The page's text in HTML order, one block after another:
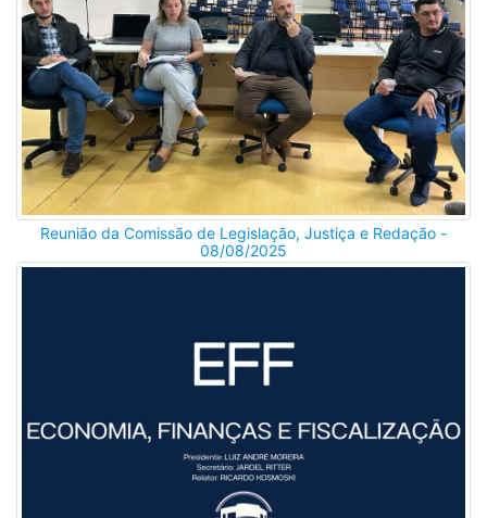
Reunião da Comissão de Legislação, Justiça e Redação -
08/08/2025